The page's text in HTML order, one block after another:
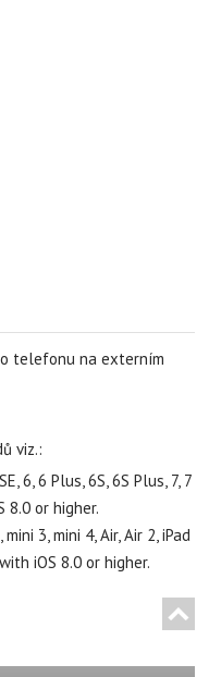
telefonu na externím
viz.:
6, 6 Plus, 6S, 6S Plus, 7, 7
8.0 or higher.
3, mini 4, Air, Air 2, iPad
iOS 8.0 or higher.